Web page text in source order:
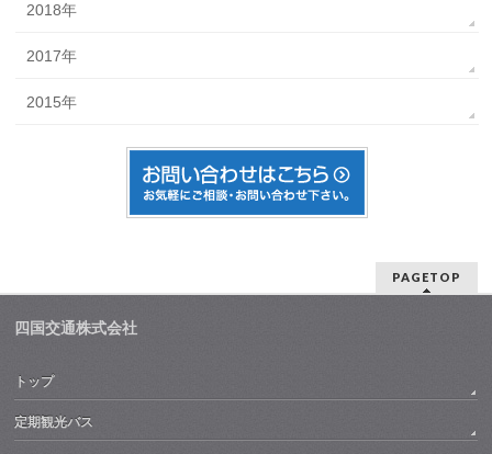
2018年
2017年
2015年
PAGETOP
四国交通株式会社
トップ
定期観光バス